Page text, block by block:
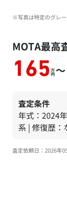
※写真は特定のグレ
MOTA最高
165 万
円 ～
査定条件
年式：2024
系 | 修復歴：
査定依頼日：2026年